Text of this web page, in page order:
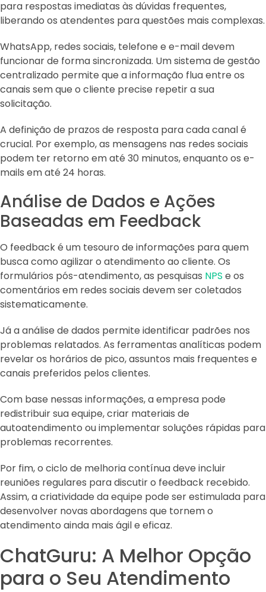
para respostas imediatas às dúvidas frequentes,
liberando os atendentes para questões mais complexas.
WhatsApp, redes sociais, telefone e e-mail devem
funcionar de forma sincronizada. Um sistema de gestão
centralizado permite que a informação flua entre os
canais sem que o cliente precise repetir a sua
solicitação.
A definição de prazos de resposta para cada canal é
crucial. Por exemplo, as mensagens nas redes sociais
podem ter retorno em até 30 minutos, enquanto os e-
mails em até 24 horas.
Análise de Dados e Ações
Baseadas em Feedback
O feedback é um tesouro de informações para quem
busca como agilizar o atendimento ao cliente. Os
formulários pós-atendimento, as pesquisas NPS e os
comentários em redes sociais devem ser coletados
sistematicamente.
Já a análise de dados permite identificar padrões nos
problemas relatados. As ferramentas analíticas podem
revelar os horários de pico, assuntos mais frequentes e
canais preferidos pelos clientes.
Com base nessas informações, a empresa pode
redistribuir sua equipe, criar materiais de
autoatendimento ou implementar soluções rápidas para
problemas recorrentes.
Por fim, o ciclo de melhoria contínua deve incluir
reuniões regulares para discutir o feedback recebido.
Assim, a criatividade da equipe pode ser estimulada para
desenvolver novas abordagens que tornem o
atendimento ainda mais ágil e eficaz.
ChatGuru: A Melhor Opção
para o Seu Atendimento